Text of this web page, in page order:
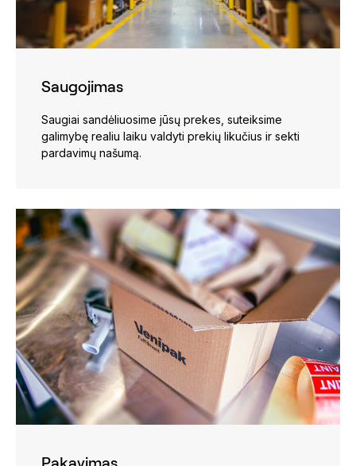
Saugojimas
Saugiai sandėliuosime jūsų prekes, suteiksime
galimybę realiu laiku valdyti prekių likučius ir sekti
pardavimų našumą.